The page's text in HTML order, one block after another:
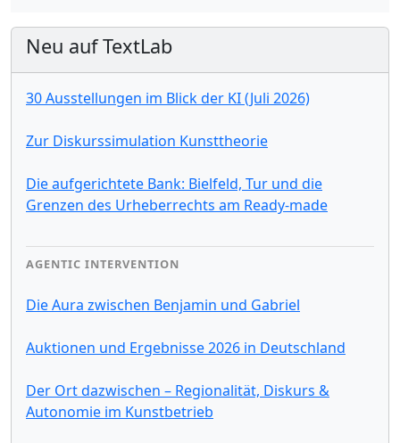
Neu auf TextLab
30 Ausstellungen im Blick der KI (Juli 2026)
Zur Diskurssimulation Kunsttheorie
Die aufgerichtete Bank: Bielfeld, Tur und die
Grenzen des Urheberrechts am Ready-made
AGENTIC INTERVENTION
Die Aura zwischen Benjamin und Gabriel
Auktionen und Ergebnisse 2026 in Deutschland
Der Ort dazwischen – Regionalität, Diskurs &
Autonomie im Kunstbetrieb